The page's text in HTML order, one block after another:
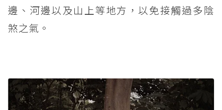
邊、河邊以及山上等地方，以免接觸過多陰
煞之氣。